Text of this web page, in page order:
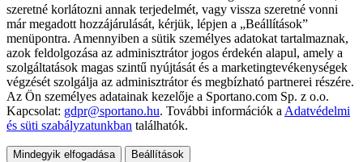
szeretné korlátozni annak terjedelmét, vagy vissza szeretné vonni
már megadott hozzájárulását, kérjük, lépjen a „Beállítások”
menüpontra. Amennyiben a sütik személyes adatokat tartalmaznak,
azok feldolgozása az adminisztrátor jogos érdekén alapul, amely a
szolgáltatások magas szintű nyújtását és a marketingtevékenységek
végzését szolgálja az adminisztrátor és megbízható partnerei részére.
Az Ön személyes adatainak kezelője a Sportano.com Sp. z o.o.
Kapcsolat: gdpr@sportano.hu. További információk a Adatvédelmi
és süti szabályzatunkban találhatók.
Mindegyik elfogadása Beállítások